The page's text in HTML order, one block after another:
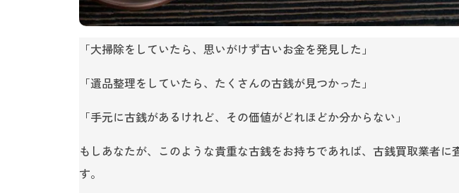
「大掃除をしていたら、思いがけず古いお金を発見した」
「遺品整理をしていたら、たくさんの古銭が見つかった」
「手元に古銭があるけれど、その価値がどれほどか分からない」
もしあなたが、このような貴重な古銭をお持ちであれば、古銭買取業者に
す。